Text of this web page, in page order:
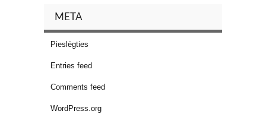
META
Pieslēgties
Entries feed
Comments feed
WordPress.org